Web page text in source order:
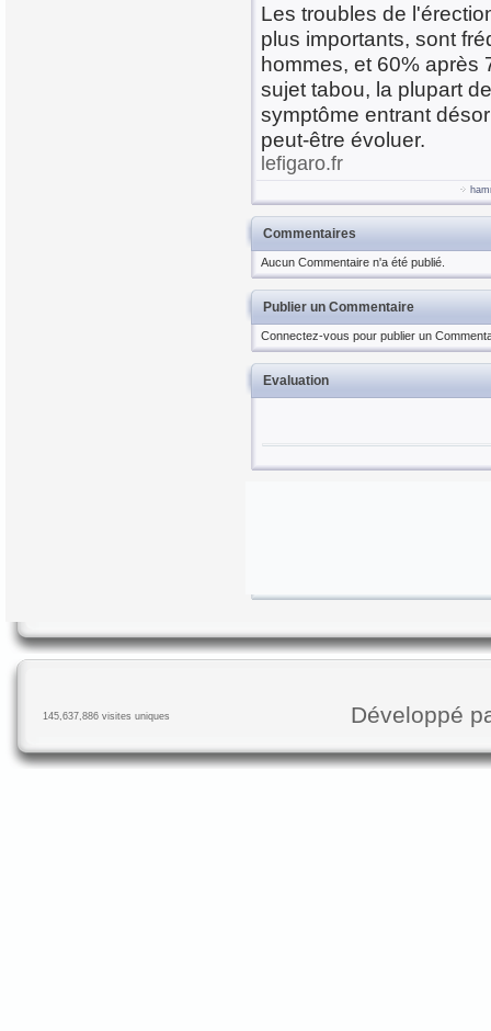
Les troubles de
plus importants, sont
hommes, et 60% après
sujet tabou, la plupart
symptôme entrant
peut-être évoluer.
lefigaro.fr
Commentaires
Aucun Commentaire n'a été publié.
Publier un Commentaire
Connectez-vous pour publier un
Evaluation
145,637,886 visites uniques Développé